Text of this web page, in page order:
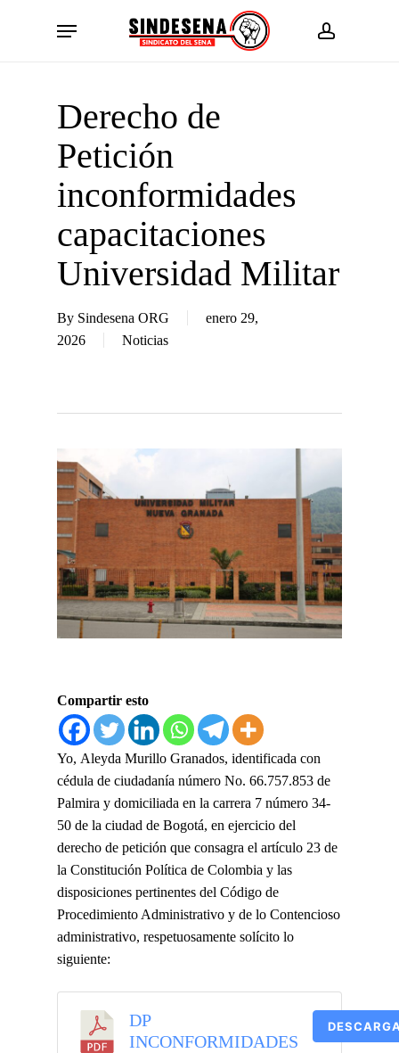
account
Menu
Derecho de
Petición
inconformidades
capacitaciones
Universidad Militar
By Sindesena ORG
enero 29,
2026
Noticias
Compartir esto
Yo, Aleyda Murillo Granados, identificada con
cédula de ciudadanía número No. 66.757.853 de
Palmira y domiciliada en la carrera 7 número 34-
50 de la ciudad de Bogotá, en ejercicio del
derecho de petición que consagra el artículo 23 de
la Constitución Política de Colombia y las
disposiciones pertinentes del Código de
Procedimiento Administrativo y de lo Contencioso
administrativo, respetuosamente solícito lo
siguiente:
DP
INCONFORMIDADES